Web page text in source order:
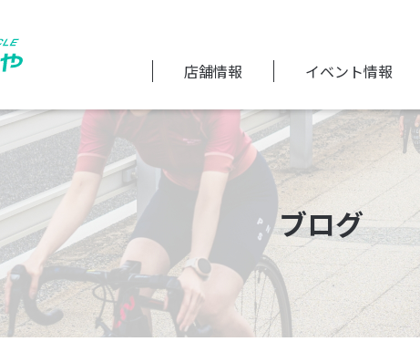
店舗情報 イベント情報
ブログ